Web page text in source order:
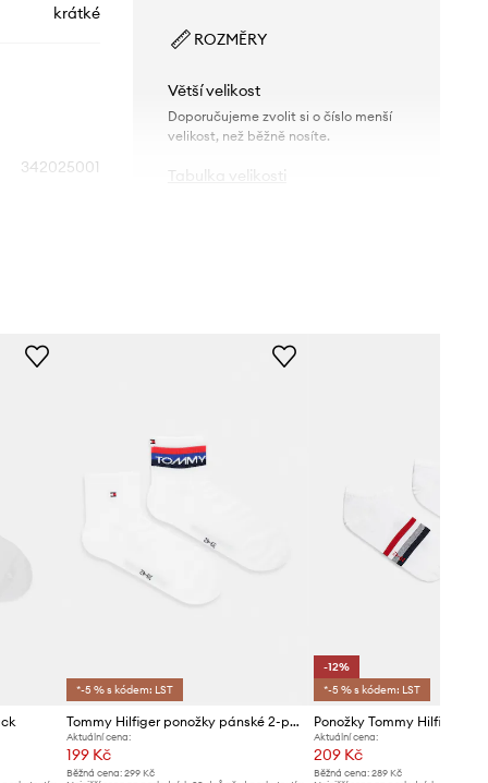
krátké
342025001
Tommy Hilfiger
ROZMĚRY
Větší velikost
Doporučujeme zvolit si o číslo menší
velikost, než běžně nosíte.
Tabulka velikosti
*-5 % s kódem: LST
Tommy Hilfiger ponožky pánské 2-pack
Aktuální cena:
199 Kč
Běžná cena:299 Kč
-12%
*-5 % s kódem: LST
Ponožky Tommy Hilfiger 2-
Aktuální cena:
209 Kč
Běžná cena: 289 Kč